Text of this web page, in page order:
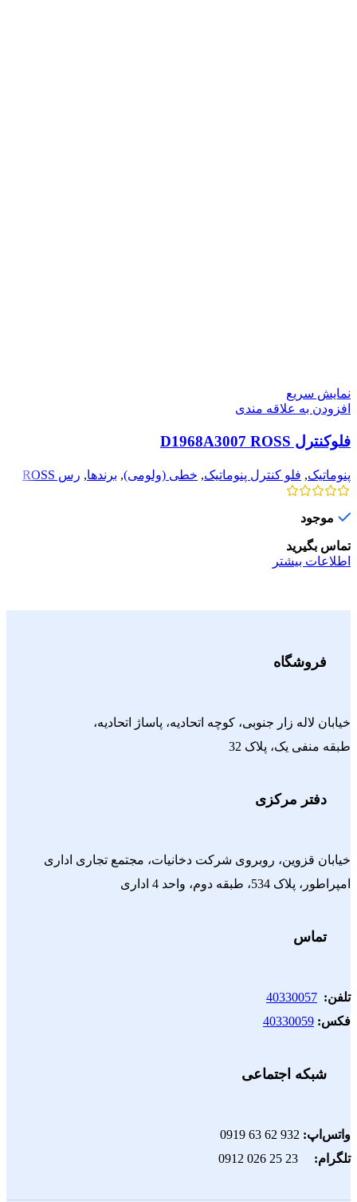
نمایش سریع
افزودن به علاقه مندی
فلوکنترل D1968A3007 ROSS
پنوماتیک, فلو کنترل پنوماتیک, خطی (ولومی), برندها, رس ROSS
موجود
تماس بگیرید
اطلاعات بیشتر
فروشگاه
خیابان لاله زار جنوبی، کوچه اتحادیه، پاساژ اتحادیه،
طبقه منفی یک، پلاک 32
دفتر مرکزی
خیابان قزوین، روبروی شرکت دخانیات، مجتمع تجاری اداری
امپراطور، پلاک 534، طبقه دوم، واحد 4 اداری
تماس
تلفن: 40330057
فکس: 40330059
شبکه اجتماعی
واتس‌اپ:
تلگرام: